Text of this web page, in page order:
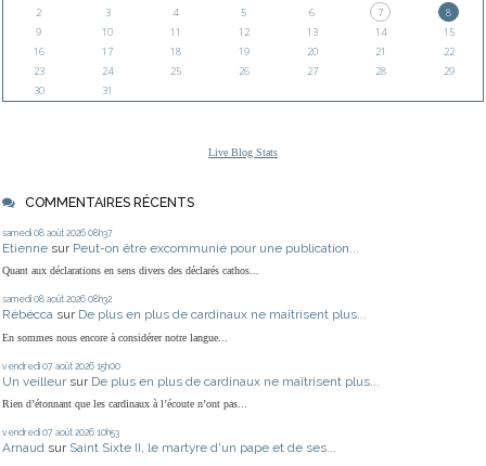
2
3 4 5 6 7
8
9
10 11 12 13 14
15
16
17 18 19 20 21
22
23
24 25 26 27 28
29
30
31
Live Blog Stats
COMMENTAIRES RÉCENTS
samedi 08 août 2026 08h37
Etienne sur Peut-on être excommunié pour une publication...
Quant aux déclarations en sens divers des déclarés cathos...
samedi 08 août 2026 08h32
Rébécca sur De plus en plus de cardinaux ne maîtrisent plus...
En sommes nous encore à considérer notre langue...
vendredi 07 août 2026 15h00
Un veilleur sur De plus en plus de cardinaux ne maîtrisent plus...
Rien d’étonnant que les cardinaux à l’écoute n’ont pas...
vendredi 07 août 2026 10h53
Arnaud sur Saint Sixte II, le martyre d'un pape et de ses...